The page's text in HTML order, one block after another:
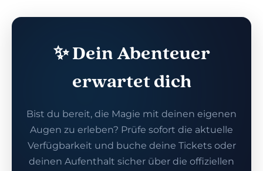
✨ Dein Abenteuer
erwartet dich
Bist du bereit, die Magie mit deinen eigenen
Augen zu erleben? Prüfe sofort die aktuelle
Verfügbarkeit und buche deine Tickets oder
deinen Aufenthalt sicher über die offiziellen